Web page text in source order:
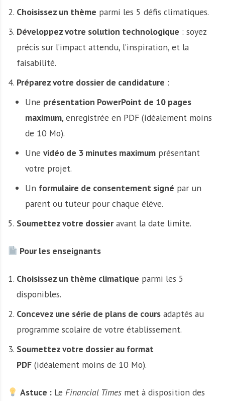
Choisissez un thème parmi les 5 défis climatiques.
Développez votre solution technologique : soyez
précis sur l’impact attendu, l’inspiration, et la
faisabilité.
Préparez votre dossier de candidature :
Une présentation PowerPoint de 10 pages
maximum, enregistrée en PDF (idéalement moins
de 10 Mo).
Unevidéo de 3 minutes maximum présentant
votre projet.
Un formulaire de consentement signé par un
parent ou tuteur pour chaque élève.
Soumettez votre dossieravant la date limite.
Pour les enseignants
Choisissez un thème climatique parmi les 5
disponibles.
Concevez une série de plans de coursadaptés au
programme scolaire de votre établissement.
Soumettez votre dossier au format
PDF(idéalement moins de 10 Mo).
Astuce : LeFinancial Times met à disposition des